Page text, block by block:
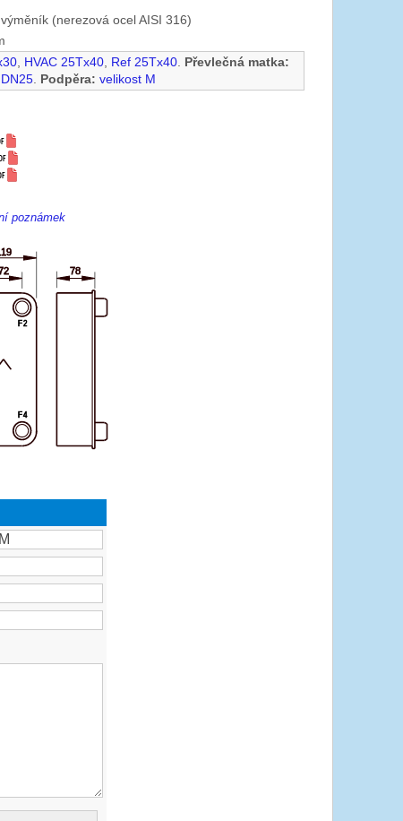
(nerezová ocel AISI 316)
HVAC 25Tx40 Ref 25Tx40 Převlečná matka:
Podpěra: velikost M
poznámek